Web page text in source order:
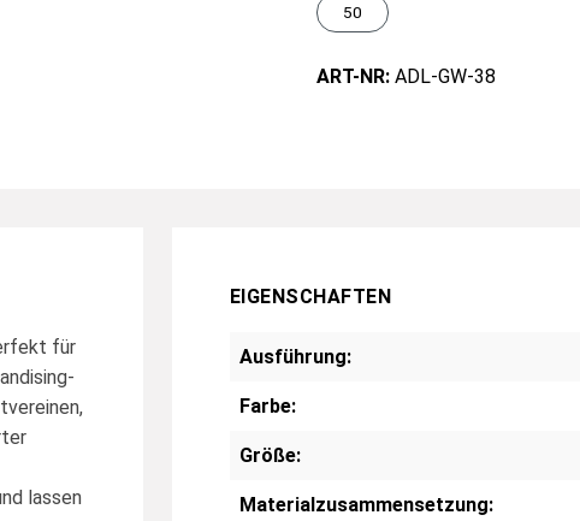
50
ART-NR: ADL-GW-38
für
lassen
EIGENSCHAFTEN
Ausführung:
Farbe:
Größe:
Materialzusammensetzung: